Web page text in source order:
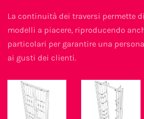
La continuità dei traversi permette
modelli a piacere, riproducendo
particolari per garantire una
ai gusti dei clienti.